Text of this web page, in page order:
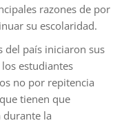
razones de por
su escolaridad.
del país iniciaron sus
estudiantes
no por repitencia
tienen que
durante la